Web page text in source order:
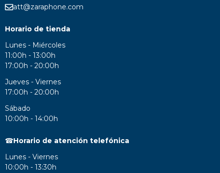
att@zaraphone.com
Horario de tienda
Lunes - Miércoles
11:00h - 13:00h
17:00h - 20:00h
Jueves - Viernes
17:00h - 20:00h
Sábado
10:00h - 14:00h
☎Horario de atención telefónica
Lunes - Viernes
10:00h - 13:30h